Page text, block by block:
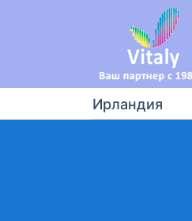
Ирландия